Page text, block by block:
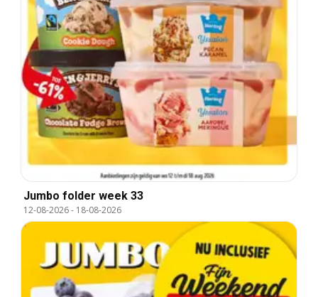
Jumbo folder week 33
12-08-2026- 18-08-2026